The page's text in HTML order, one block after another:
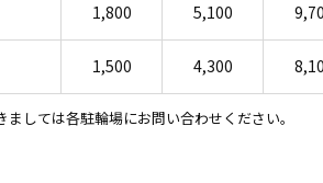
1,800 5,100
1,500 4,300
しては各駐輪場にお問い合わせください。